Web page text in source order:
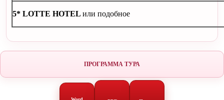
5* LOTTE HOTEL или подобное
ПРОГРАММА ТУРА